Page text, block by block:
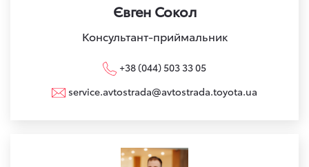
Євген Сокол
Консультант-приймальник
+38 (044) 503 33 05
service.avtostrada@avtostrada.toyota.ua